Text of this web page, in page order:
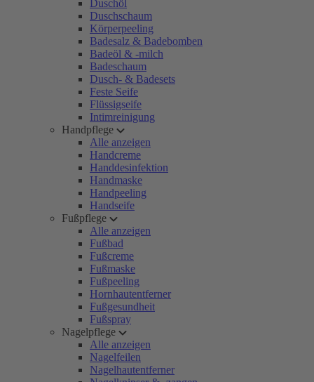
Duschöl
Duschschaum
Körperpeeling
Badesalz & Badebomben
Badeöl & -milch
Badeschaum
Dusch- & Badesets
Feste Seife
Flüssigseife
Intimreinigung
Handpflege
Alle anzeigen
Handcreme
Handdesinfektion
Handmaske
Handpeeling
Handseife
Fußpflege
Alle anzeigen
Fußbad
Fußcreme
Fußmaske
Fußpeeling
Hornhautentferner
Fußgesundheit
Fußspray
Nagelpflege
Alle anzeigen
Nagelfeilen
Nagelhautentferner